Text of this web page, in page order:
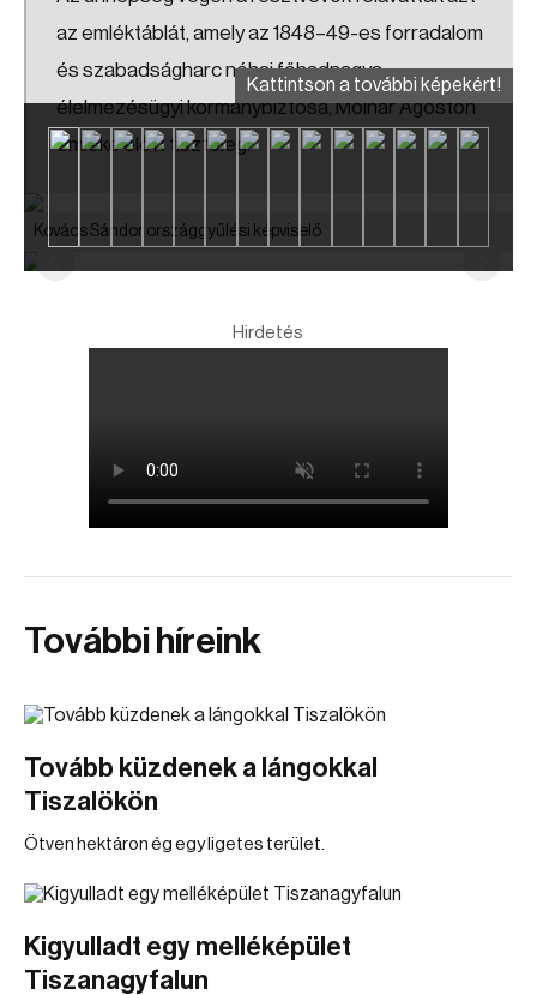
az emléktáblát, amely az 1848–49-es forradalom
és szabadságharc néhai főhadnagya,
élelmezésügyi kormánybiztosa, Molnár Ágoston
emléke előtt tiszteleg.
Kovács Sándor országgyűlési képviselő
Kattintson a további képekért!
Hirdetés
További híreink
Tovább küzdenek a lángokkal
Tiszalökön
Ötven hektáron ég egy ligetes terület.
Kigyulladt egy melléképület
Tiszanagyfalun